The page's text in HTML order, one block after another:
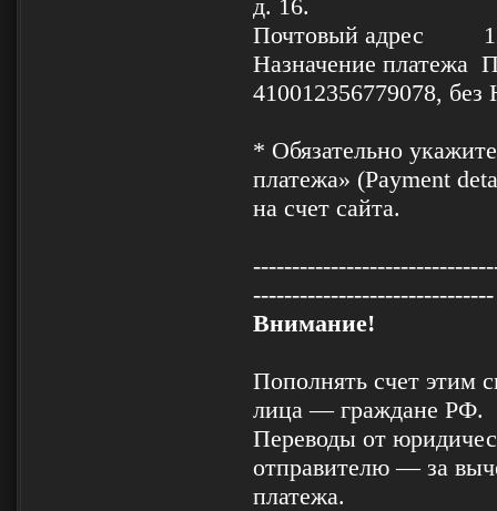
д. 16.
Почтовый адрес
Назначение платежа
410012356779078,
* Обязательно
платежа» (Payment
на счет сайта.
-------------------------------
Внимание!
Пополнять счет этим
лица — граждане РФ.
Переводы от
отправителю — за
платежа.